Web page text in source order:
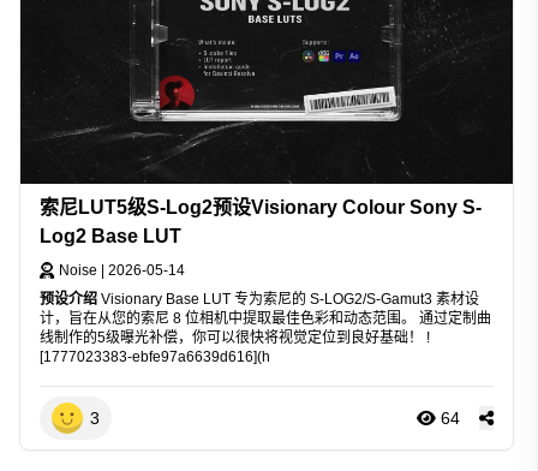
索尼LUT5级S-Log2预设Visionary Colour Sony S-
Log2 Base LUT
Noise | 2026-05-14
预设介绍 Visionary Base LUT 专为索尼的 S-LOG2/S-Gamut3 素材设
计，旨在从您的索尼 8 位相机中提取最佳色彩和动态范围。 通过定制曲
线制作的5级曝光补偿，你可以很快将视觉定位到良好基础！ !
[1777023383-ebfe97a6639d616](h
3 64